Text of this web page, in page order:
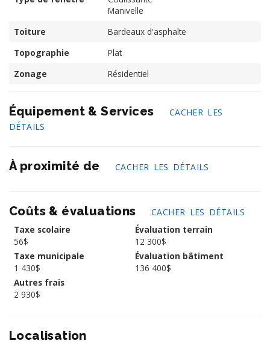
Manivelle
Toiture
Bardeaux d'asphalte
Topographie
Plat
Zonage
Résidentiel
Équipement & Services
CACHER LES
DÉTAILS
À proximité de CACHER LES DÉTAILS
Coûts & évaluations
CACHER LES DÉTAILS
Taxe scolaire
56$
Taxe municipale
1 430$
Autres frais
2 930$
Évaluation terrain
12 300$
Évaluation bâtiment
136 400$
Localisation